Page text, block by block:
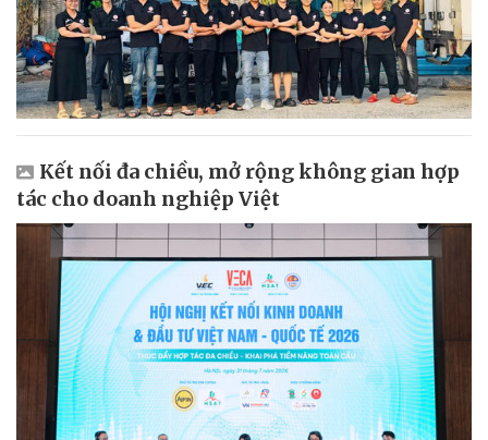
Kết nối đa chiều, mở rộng không gian hợp
tác cho doanh nghiệp Việt